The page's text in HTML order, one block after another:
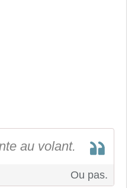
au volant.
Ou pas.